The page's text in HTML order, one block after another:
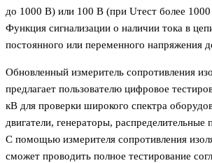
до 1000 В) или 100 В (при Uтест более
Функция сигнализации о наличии тока в
постоянного или переменного напряжения
Обновленный измеритель сопротивления
предлагает пользователю цифровое
кВ для проверки широкого спектра
двигатели, генераторы, распределительные
С помощью измерителя сопротивления
сможет проводить полное тестирование